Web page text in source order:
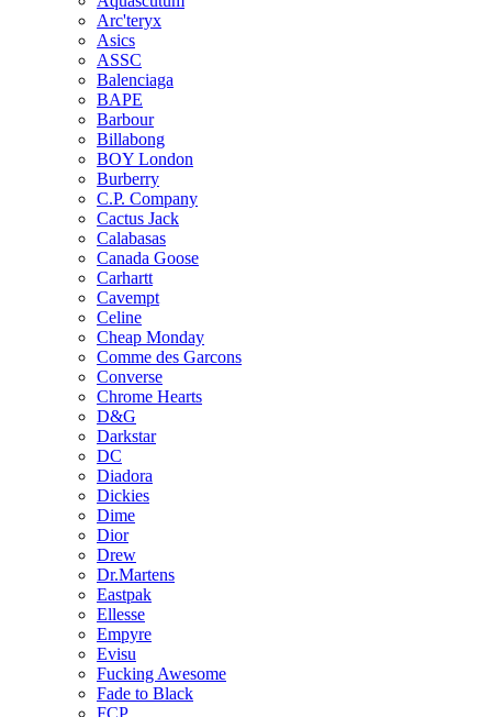
Arc'teryx
Asics
ASSC
Balenciaga
BAPE
Barbour
Billabong
BOY London
Burberry
C.P. Company
Cactus Jack
Calabasas
Canada Goose
Carhartt
Cavempt
Celine
Cheap Monday
Comme des Garcons
Converse
Chrome Hearts
D&G
Darkstar
DC
Diadora
Dickies
Dime
Dior
Drew
Dr.Martens
Eastpak
Ellesse
Empyre
Evisu
Fucking Awesome
Fade to Black
FCP